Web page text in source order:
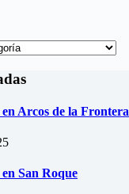
Arcos de la Frontera
San Roque